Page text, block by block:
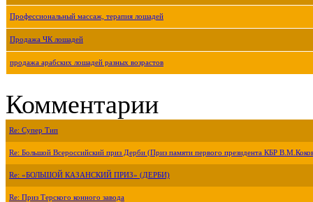
Профессиональный массаж, терапия лошадей
Продажа ЧК лошадей
продажа арабских лошадей разных возрастов
Комментарии
Re: Супер Тип
Re: Большой Всероссийский приз Дерби (Приз памяти первого президента КБР
Re: «БОЛЬШОЙ КАЗАНСКИЙ ПРИЗ» (ДЕРБИ)
Re: Приз Терского конного завода